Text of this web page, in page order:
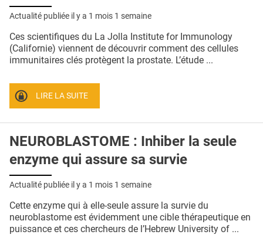
Actualité publiée il y a 1 mois 1 semaine
Ces scientifiques du La Jolla Institute for Immunology
(Californie) viennent de découvrir comment des cellules
immunitaires clés protègent la prostate. L’étude ...
LIRE LA SUITE
NEUROBLASTOME : Inhiber la seule
enzyme qui assure sa survie
Actualité publiée il y a 1 mois 1 semaine
Cette enzyme qui à elle-seule assure la survie du
neuroblastome est évidemment une cible thérapeutique en
puissance et ces chercheurs de l’Hebrew University of ...